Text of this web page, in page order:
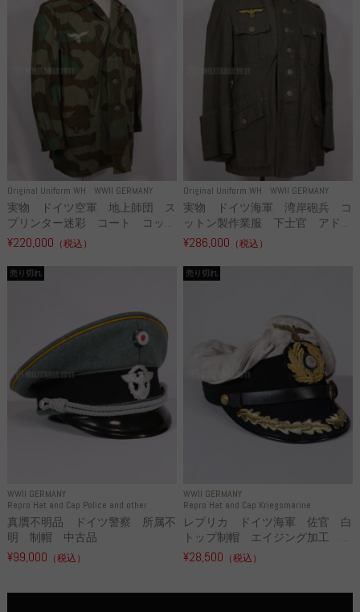
Original Uniform WH WWII GERMANY
実物 ドイツ空軍 地上師団 ス
プリンター迷彩 コート コッ...
¥220,000 （税込）
Original Uniform WH WWII GERMANY
実物 ドイツ海軍 湾岸砲兵 コ
ットン製作業服 下士官 アド...
¥286,000 （税込）
WWII GERMANY
Repro Hat and Cap Police and other
売り切れ
真贋不明品 ドイツ警察 所属不
明 制帽 中古品
¥99,000 （税込）
WWII GERMANY
Repro Hat and Cap Kriegsmarine
売り切れ
レプリカ ドイツ海軍 佐官 白
トップ制帽 エイジング加工 ...
¥28,500 （税込）